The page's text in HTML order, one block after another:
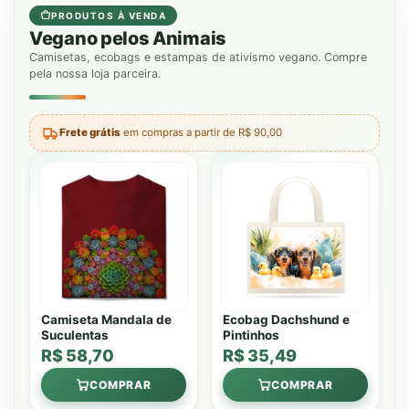
PRODUTOS À VENDA
Vegano pelos Animais
Camisetas, ecobags e estampas de ativismo vegano. Compre
pela nossa loja parceira.
Frete grátis em compras a partir de R$ 90,00
Camiseta Mandala de
Suculentas
R$ 58,70
COMPRAR
Ecobag Dachshund e
Pintinhos
R$ 35,49
COMPRAR